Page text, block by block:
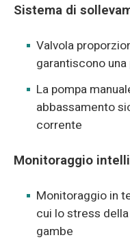
Sistema di
Valvola
garantiscono
La pompa
abbassamento
corrente
Monitoraggio
Monitoraggio in
cui lo stress
gambe